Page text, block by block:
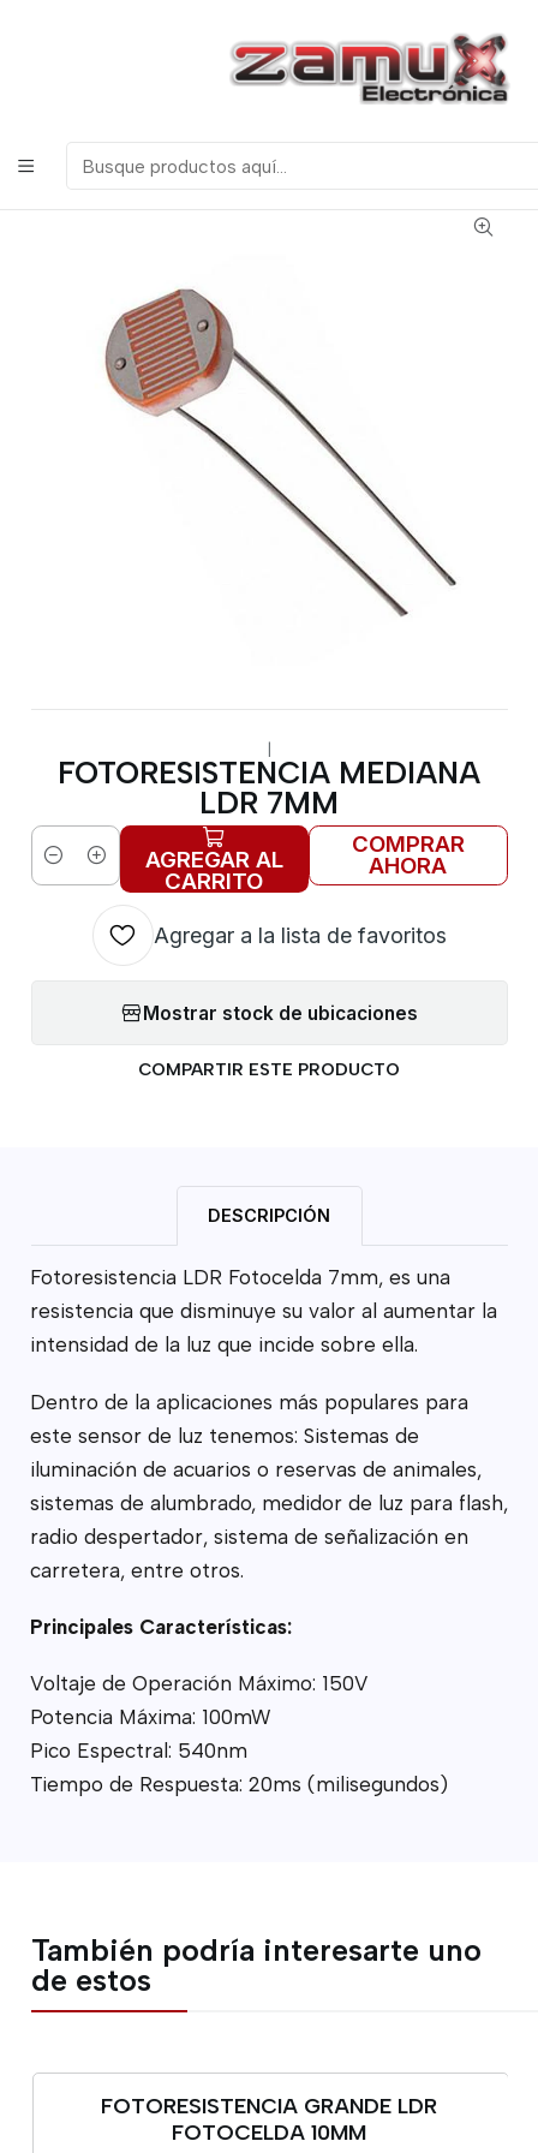
ELECTRONICOS, ROBOTICA & TECNOLOGIA
Productos
Semiconductores
|
FOTORESISTENCIA MEDIANA
LDR 7MM
Cantidad AGREGAR AL
CARRITO
COMPRAR
AHORA
Agregar a la lista de favoritos
Mostrar stock de ubicaciones
COMPARTIR ESTE PRODUCTO
DESCRIPCIÓN
Fotoresistencia LDR Fotocelda 7mm, es una
resistencia que disminuye su valor al aumentar la
intensidad de la luz que incide sobre ella.
Dentro de la aplicaciones más populares para
este sensor de luz tenemos: Sistemas de
iluminación de acuarios o reservas de animales,
sistemas de alumbrado, medidor de luz para flash,
radio despertador, sistema de señalización en
carretera, entre otros.
Principales Características:
Voltaje de Operación Máximo: 150V
Potencia Máxima: 100mW
Pico Espectral: 540nm
Tiempo de Respuesta: 20ms (milisegundos)
También podría interesarte uno
de estos
FOTORESISTENCIA GRANDE LDR
FOTOCELDA 10MM